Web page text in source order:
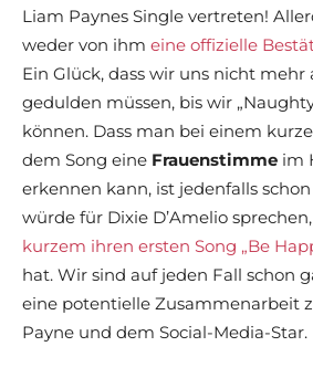
Liam Paynes Single vertreten!
weder von ihm eine offizielle
Ein Glück, dass wir uns nicht mehr
gedulden müssen, bis wir
können. Dass man bei einem
dem Song eine Frauenstimme im
erkennen kann, ist jedenfalls
würde für Dixie D’Amelio sprechen,
kurzem ihren ersten Song „Be
hat. Wir sind auf jeden Fall schon
eine potentielle Zusammenarbeit
Payne und dem Social-Media-Star.